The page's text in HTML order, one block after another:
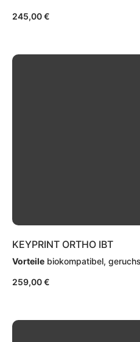
245,00€
KEYPRINT ORTHO IBT
Vorteile biokompatibel,
259,00€